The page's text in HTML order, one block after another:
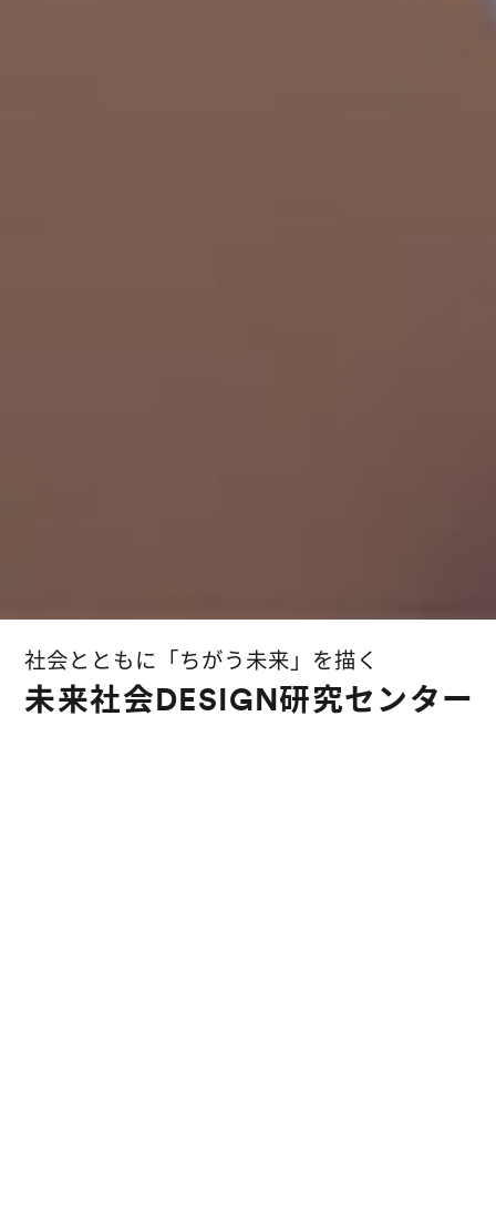
社会とともに「ちがう未来」を描く
未来社会DESIGN研究センター